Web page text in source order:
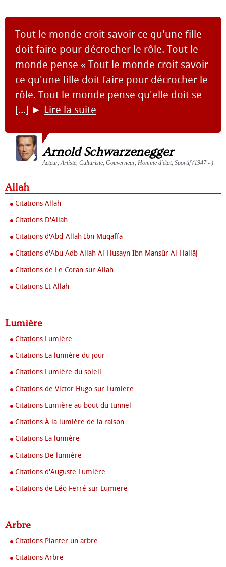
Tout le monde croit savoir ce qu'une fille
doit faire pour décrocher le rôle. Tout le
monde pense « Tout le monde croit savoir
ce qu'une fille doit faire pour décrocher le
rôle. Tout le monde pense qu'elle doit se
[...] ► Lire la suite
Arnold Schwarzenegger
Acteur, Artiste, Culturiste, Gouverneur, Homme d'état, Sportif (1947 - )
Allah
Citations Allah
Citations D'Allah
Citations d'Abd-Allah Ibn Muqaffa
Citations d'Abu Adb Allah Al-Husayn Ibn Mansûr Al-Hallâj
Citations de Le Coran sur Allah
Citations Et Allah
Lumière
Citations Lumière
Citations La lumière du jour
Citations Lumière du soleil
Citations de Victor Hugo sur Lumiere
Citations Lumière au bout du tunnel
Citations À la lumière de la raison
Citations La lumière
Citations De lumière
Citations d'Auguste Lumière
Citations de Léo Ferré sur Lumiere
Arbre
Citations Planter un arbre
Citations Arbre